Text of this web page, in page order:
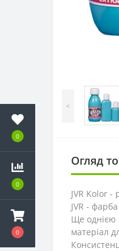
0
0
0
<
Огляд
JVR Kolor -
JVR -
Ще однією
матеріал